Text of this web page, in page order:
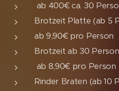
ab 400€ ca. 30
Brotzeit Platte
ab 9,90€ pro Person
Brotzeit ab
ab 8,90€ pro Person
Rinder Braten (ab